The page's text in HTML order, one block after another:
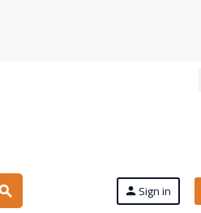
person Sign in